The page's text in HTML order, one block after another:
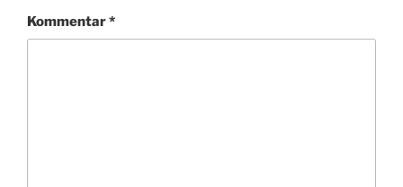
Kommentar*